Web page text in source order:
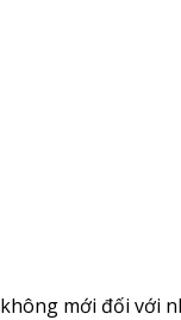
không mới đối với